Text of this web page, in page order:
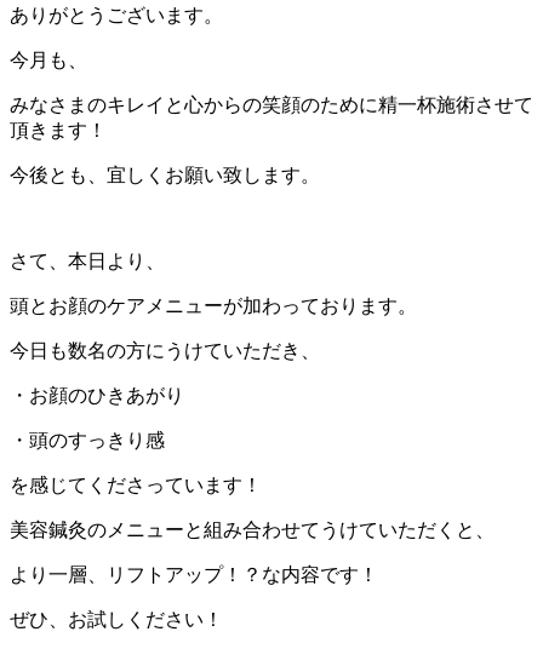
ありがとうございます。
今月も、
みなさまのキレイと心からの笑顔のために精一杯施術させて
頂きます！
今後とも、宜しくお願い致します。
さて、本日より、
頭とお顔のケアメニューが加わっております。
今日も数名の方にうけていただき、
・お顔のひきあがり
・頭のすっきり感
を感じてくださっています！
美容鍼灸のメニューと組み合わせてうけていただくと、
より一層、リフトアップ！？な内容です！
ぜひ、お試しください！